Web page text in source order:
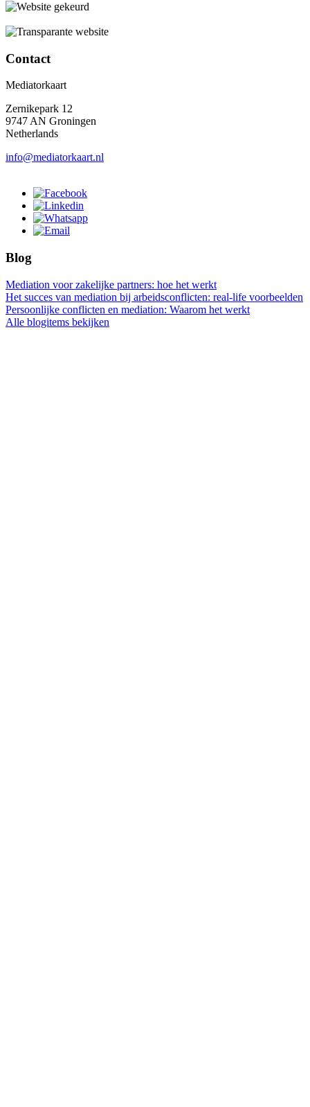
Contact
Mediatorkaart
Zernikepark 12
9747 AN Groningen
Netherlands
info@mediatorkaart.nl
Blog
Mediation voor zakelijke partners: hoe het werkt
Het succes van mediation bij arbeidsconflicten: real-life voorbeelden
Persoonlijke conflicten en mediation: Waarom het werkt
Alle blogitems bekijken